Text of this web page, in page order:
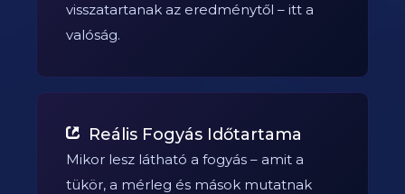
visszatartanak az eredménytől – itt a
valóság.
Reális Fogyás Időtartama
Mikor lesz látható a fogyás – amit a
tükör, a mérleg és mások mutatnak